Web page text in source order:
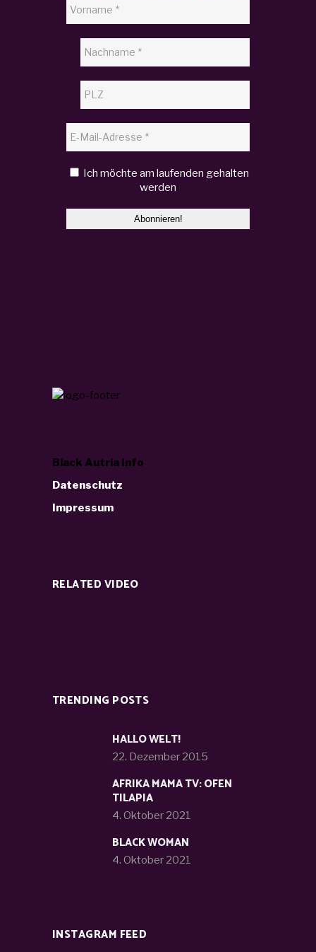
Ich möchte am laufenden gehalten
werden
Black Autria Info
Datenschutz
Impressum
RELATED VIDEO
TRENDING POSTS
HALLO WELT!
22. Dezember 2015
AFRIKA MAMA TV: OFEN
TILAPIA
4. Oktober 2021
BLACK WOMAN
4. Oktober 2021
INSTAGRAM FEED